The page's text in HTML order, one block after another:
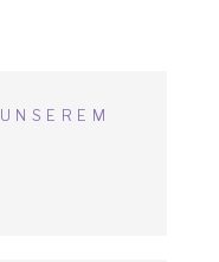
UNSEREM